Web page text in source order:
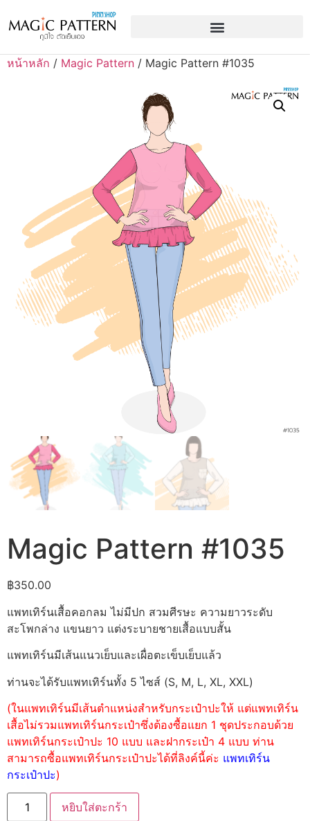
หน้าหลัก / Magic Pattern / Magic Pattern #1035
Magic Pattern #1035
฿350.00
แพทเทิร์นเสื้อคอกลม ไม่มีปก สวมศีรษะ ความยาวระดับ
สะโพกล่าง แขนยาว แต่งระบายชายเสื้อแบบสั้น
แพทเทิร์นมีเส้นแนวเย็บและเผื่อตะเข็บเย็บแล้ว
ท่านจะได้รับแพทเทิร์นทั้ง 5 ไซส์ (S, M, L, XL, XXL)
(ในแพทเทิร์นมีเส้นตำแหน่งสำหรับกระเป๋าปะให้ แต่แพทเทิร์น
เสื้อไม่รวมแพทเทิร์นกระเป๋าซึ่งต้องซื้อแยก 1 ชุดประกอบด้วย
แพทเทิร์นกระเป๋าปะ 10 แบบ และฝากระเป๋า 4 แบบ ท่าน
สามารถซื้อแพทเทิร์นกระเป๋าปะได้ที่ลิงค์นี้ค่ะ แพทเทิร์น
กระเป๋าปะ)
หยิบใส่ตะกร้า